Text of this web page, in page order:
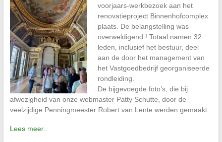
voorjaars-werkbezoek aan het
renovatieproject Binnenhofcomplex
plaats. De belangstelling was
overweldigend ! Totaal namen 32
leden, inclusief het bestuur, deel
aan de door het management van
het Vastgoedbedrijf georganiseerde
rondleiding.
De bijgevoegde foto’s, die bij
afwezigheid van onze webmaster Patty Schutte, door de
veelzijdige Penningmeester Robert van Lente werden gemaakt..
Lees meer..